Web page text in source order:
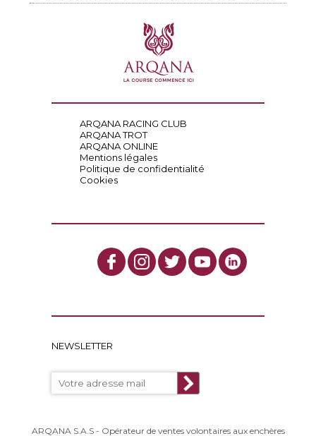
ARQANA RACING CLUB
ARQANA TROT
ARQANA ONLINE
Mentions légales
Politique de confidentialité
Cookies
NEWSLETTER
ARQANA S.A.S - Opérateur de ventes volontaires aux enchères